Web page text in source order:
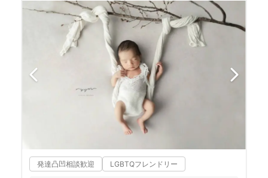
発達凸凹相談歓迎 LGBTQフレンドリー